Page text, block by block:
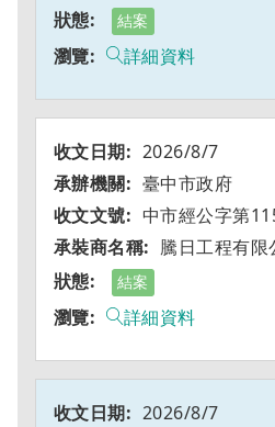
結案
詳細資料
2026/8/7
臺中市政府
中市經公字第
騰日工程有限
結案
詳細資料
2026/8/7